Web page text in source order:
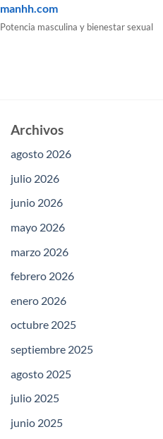
manhh.com
Potencia masculina y bienestar sexual
Archivos
agosto 2026
julio 2026
junio 2026
mayo 2026
marzo 2026
febrero 2026
enero 2026
octubre 2025
septiembre 2025
agosto 2025
julio 2025
junio 2025